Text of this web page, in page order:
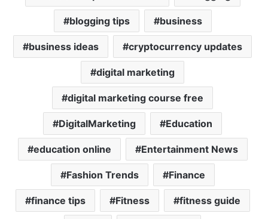
blogging tips business
business ideas cryptocurrency updates
digital marketing
digital marketing course free
DigitalMarketing Education
education online Entertainment News
Fashion Trends Finance
finance tips Fitness fitness guide